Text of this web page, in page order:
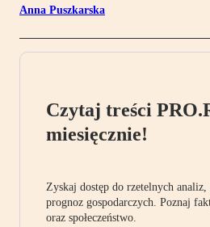
Anna Puszkarska
Czytaj treści
miesięcznie!
Zyskaj dostęp do rzetelnych
prognoz gospodarczych. Poznaj
oraz społeczeństwo.